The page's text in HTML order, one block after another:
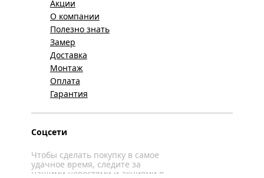
Акции
О компании
Полезно знать
Замер
Доставка
Монтаж
Оплата
Гарантия
Соцсети
Чтобы сделать покупку в самое
удачное время, следите за
нашими новостями и акциями в